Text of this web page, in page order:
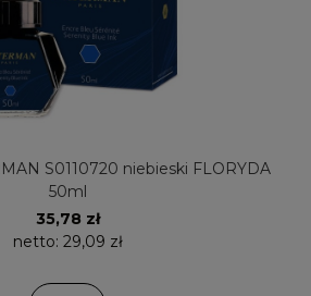
S0110720 niebieski FLORYDA
50ml
35,78 zł
netto: 29,09 zł